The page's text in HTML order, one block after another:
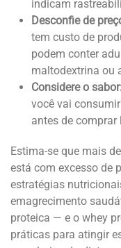
indicam
Desconfie de
tem custo de
podem conter
maltodextrina ou
Considere o
você vai
antes de comprar
Estima-se que mais
está com excesso de
estratégias
emagrecimento
proteica — e o whey
práticas para atingir